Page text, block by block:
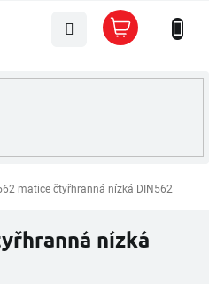
Nákupní
košík
matice čtyřhranná nízká DIN562
nízká